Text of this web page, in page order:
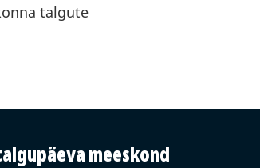
talgute
meeskond